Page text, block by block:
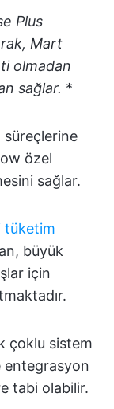
Plus
Mart
olmadan
sağlar. *
süreçlerine
özel
sağlar.
tüketim
büyük
için
çoklu sistem
entegrasyon
tabi olabilir.